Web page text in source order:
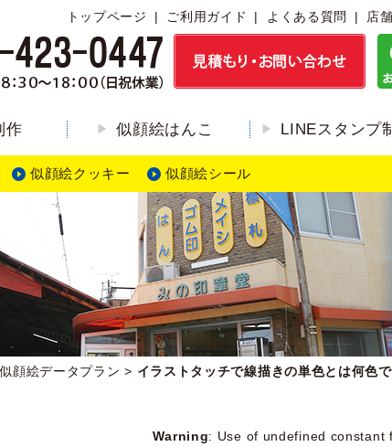
トップページ ご利用ガイド よくある質問 店
作 似顔絵はんこ LINEスタンプ
似顔絵クッキー 似顔絵シール
似顔絵データプラン > イラストタッチで線描きの単色とは何色で
Warning: Use of undefined constant